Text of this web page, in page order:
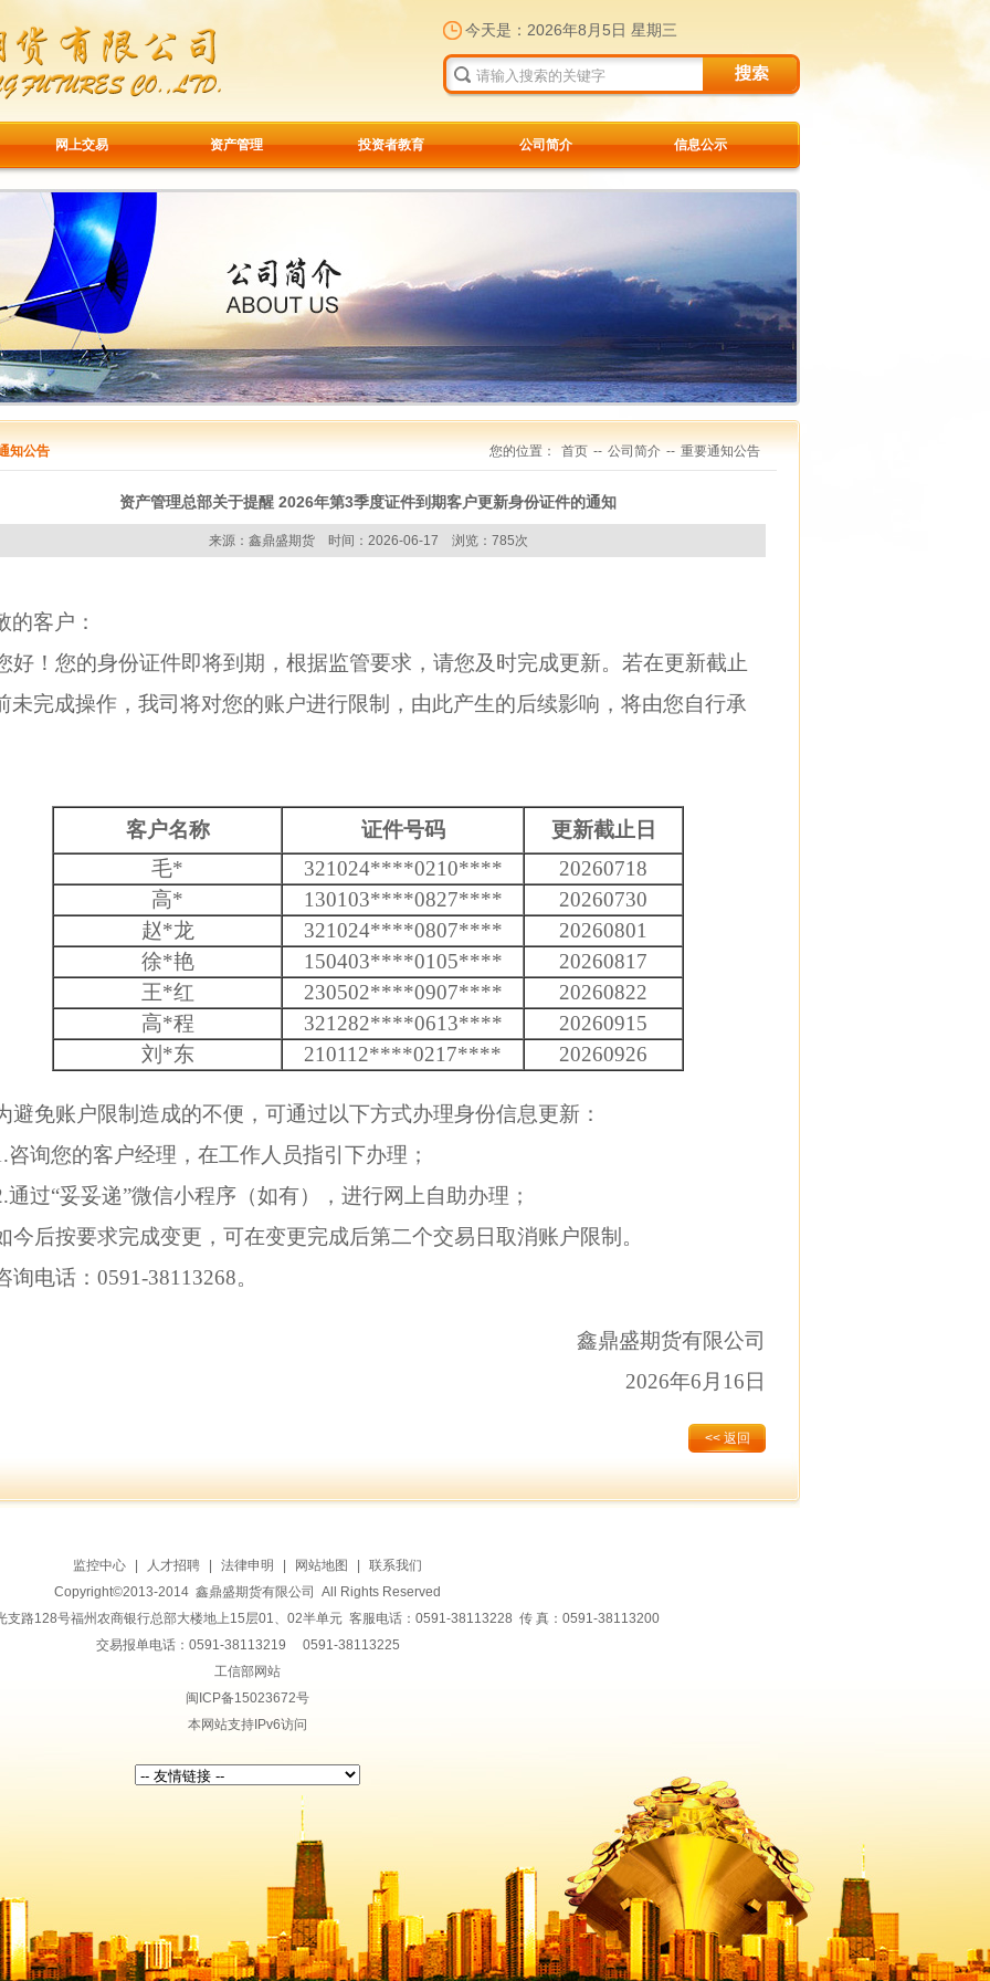
今天是： 2026年8月5日 星期三
网上交易 资产管理 投资者教育 公司简介 信息公示
知公告 您的位置： 首页 -- 公司简介 -- 重要通知公告
资产管理总部关于提醒 2026年第3季度证件到期客户更新身份证件的通知
来源：鑫鼎盛期货 时间：2026-06-17 浏览：785次
的客户：
！您的身份证件即将到期，根据监管要求，请您及时完成更新。若在更新截止
未完成操作，我司将对您的账户进行限制，由此产生的后续影响，将由您自行承
客户名称 证件号码
更新截止日
毛* 321024****0210****
20260718
高* 130103****0827****
20260730
赵*龙 321024****0807****
20260801
徐*艳 150403****0105****
20260817
王*红 230502****0907****
20260822
高*程 321282****0613****
20260915
刘 *东 210112****0217**** 20260926
免账户限制造成的不便，可通过以下方式办理身份信息更新：
询您的客户经理，在工作人员指引下办理；
过“妥妥递”微信小程序（如有），进行网上自助办理；
后按要求完成变更，可在变更完成后第二个交易日取消账户限制。
电话：0591-38113268。
鑫鼎盛期货有限公司
2026年6月16日
<< 返回
监控中心 人才招聘 法律申明 网站地图
联系我们
Copyright©2013-2014 鑫鼎盛期货有限公司 All Rights Reserved
支路128号福州农商银行总部大楼地上15层01、02半单元 客服电话：0591-38113228 传 真：0591-38113200
交易报单电话：0591-38113219 0591-38113225
工信部网站
闽ICP备15023672号
本网站支持IPv6访问